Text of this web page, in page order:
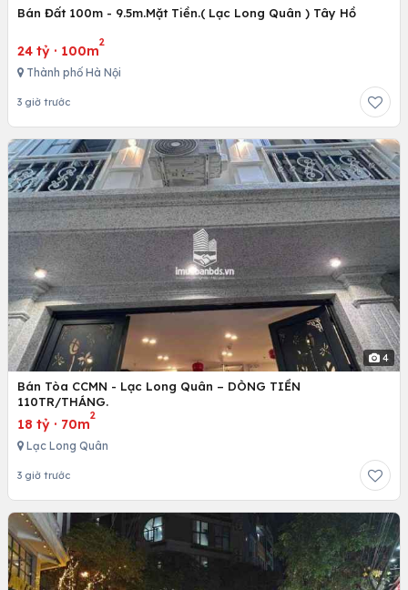
Bán Đất 100m - 9.5m.Mặt Tiền.( Lạc Long Quân ) Tây Hồ
24 tỷ · 100m
2
Thành phố Hà Nội
3 giờ trước
4
Bán Tòa CCMN - Lạc Long Quân – DÒNG TIỀN
110TR/THÁNG.
18 tỷ · 70m
2
Lạc Long Quân
3 giờ trước